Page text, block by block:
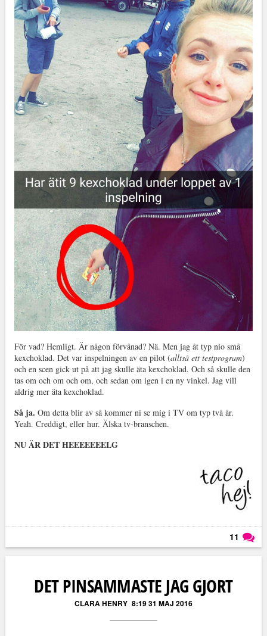
För vad? Hemligt. Är någon förvånad? Nä. Men jag åt typ nio små
kexchoklad. Det var inspelningen av en pilot (alltså ett testprogram)
och en scen gick ut på att jag skulle äta kexchoklad. Och så skulle den
tas om och om och om, och sedan om igen i en ny vinkel. Jag vill
aldrig mer äta kexchoklad.
Så ja. Om detta blir av så kommer ni se mig i TV om typ två år.
Yeah. Creddigt, eller hur. Älska tv-branschen.
NU ÄR DET HEEEEEEELG
11
DET PINSAMMASTE JAG GJORT
CLARA HENRY 8:19 31 MAJ 2016